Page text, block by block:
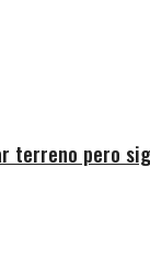
terreno pero